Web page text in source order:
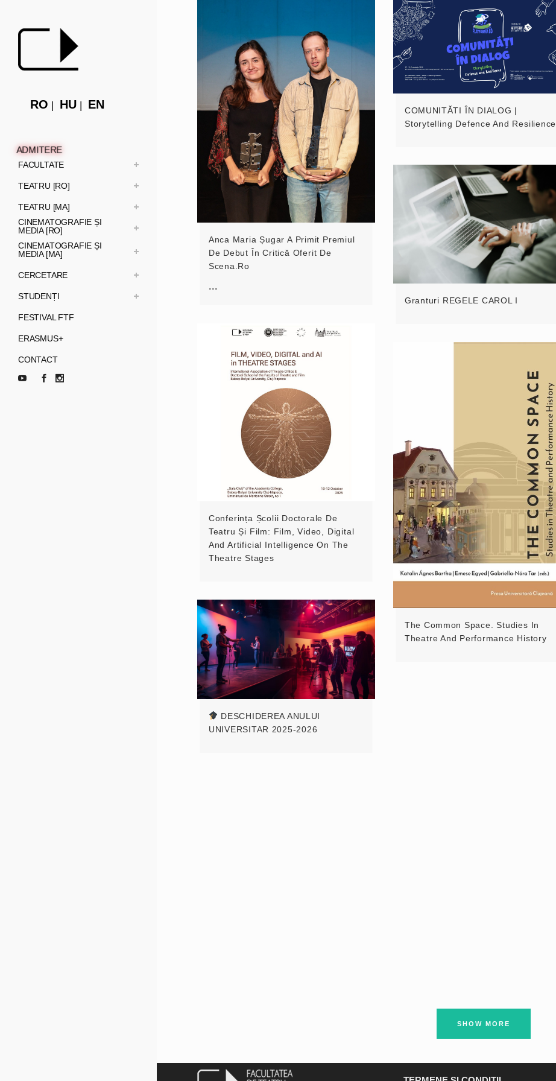
RO HU EN
ADMITERE
FACULTATE
TEATRU [RO]
TEATRU [MA]
CINEMATOGRAFIE ȘI
MEDIA [RO]
CINEMATOGRAFIE ȘI
MEDIA [MA]
CERCETARE
STUDENȚI
FESTIVAL FTF
ERASMUS+
CONTACT
Anca Maria Șugar A Primit Premiul
De Debut În Critică Oferit De
Scena.ro
...
COMUNITĂTI ÎN DIALOG |
Storytelling Defence And Resilience
Granturi REGELE CAROL I
Conferința Școlii Doctorale De
Teatru Și Film: Film, Video, Digital
And Artificial Intelligence On The
Theatre Stages
The Common Space. Studies In
Theatre And Performance History
DESCHIDEREA ANULUI
UNIVERSITAR 2025-2026
SHOW MORE